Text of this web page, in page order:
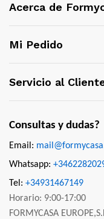
Acerca de
Mi Pedido
Servicio al
Consultas y dudas?
Email:
Whatsapp:
Tel: +34931467149
Horario: 9:00-17:00
FORMYCASA